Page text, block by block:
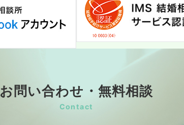
お問い合わせ・無料相談
Contact